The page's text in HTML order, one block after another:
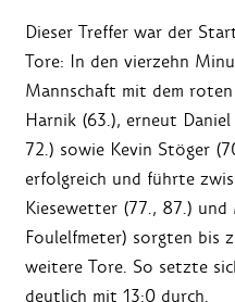
Dieser Treffer war der
Tore: In den vierzehn
Mannschaft mit dem
Harnik (63.), erneut
72.) sowie Kevin Stöger
erfolgreich und führte
Kiesewetter (77., 87.)
Foulelfmeter) sorgten bis
weitere Tore. So setzte
deutlich mit 13:0 durch.